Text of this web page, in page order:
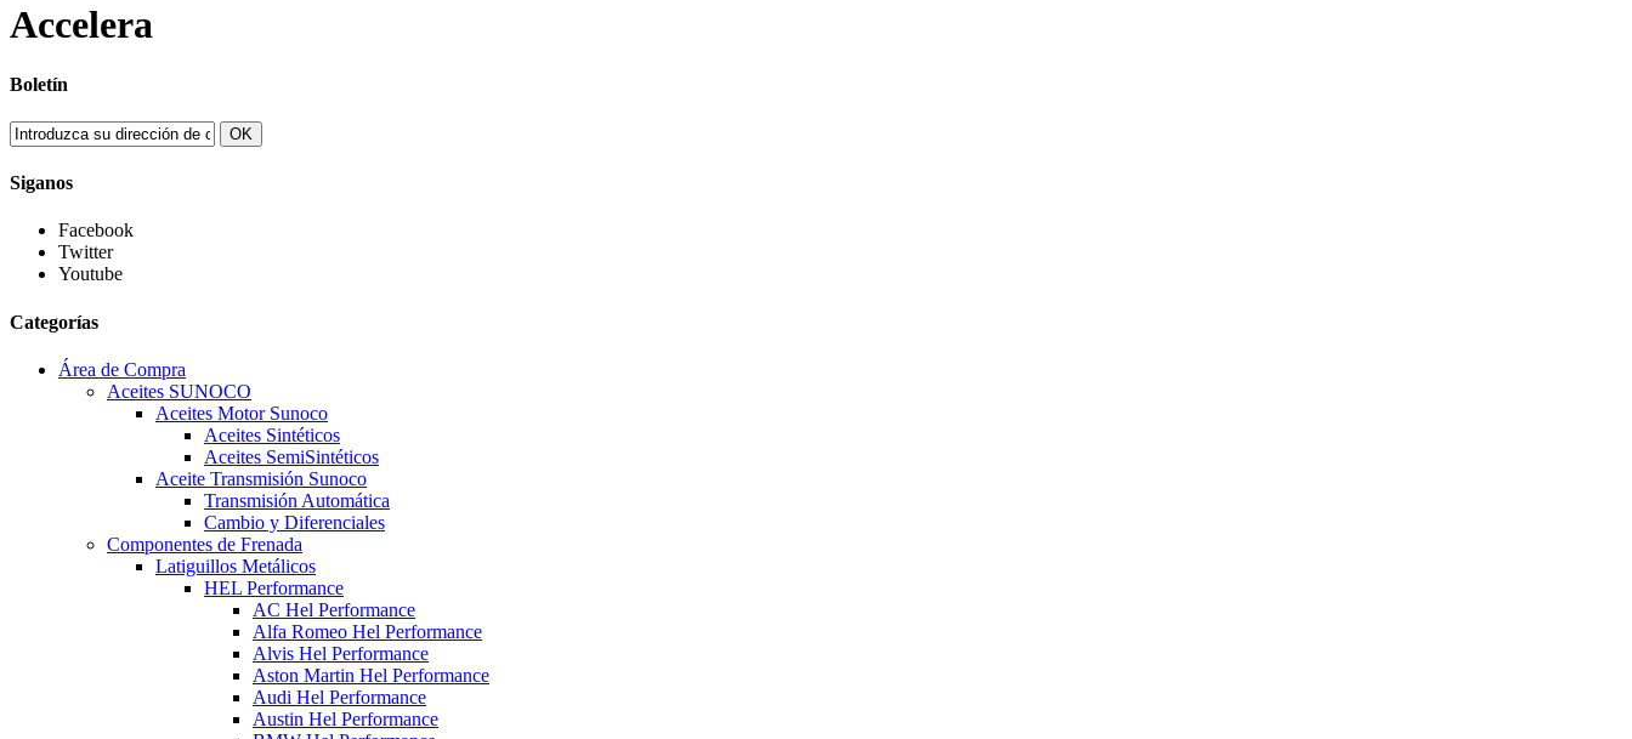
Accelera
Boletín
OK
Siganos
Facebook
Twitter
Youtube
Categorías
Área de Compra
Aceites SUNOCO
Aceites Motor Sunoco
Aceites Sintéticos
Aceites SemiSintéticos
Aceite Transmisión Sunoco
Transmisión Automática
Cambio y Diferenciales
Componentes de Frenada
Latiguillos Metálicos
HEL Performance
AC Hel Performance
Alfa Romeo Hel Performance
Alvis Hel Performance
Aston Martin Hel Performance
Audi Hel Performance
Austin Hel Performance